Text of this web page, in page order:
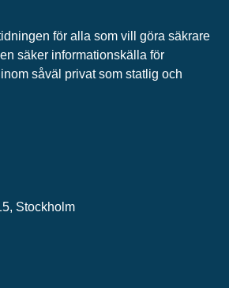
för alla som vill göra säkrare
säker informationskälla för
såväl privat som statlig och
Stockholm